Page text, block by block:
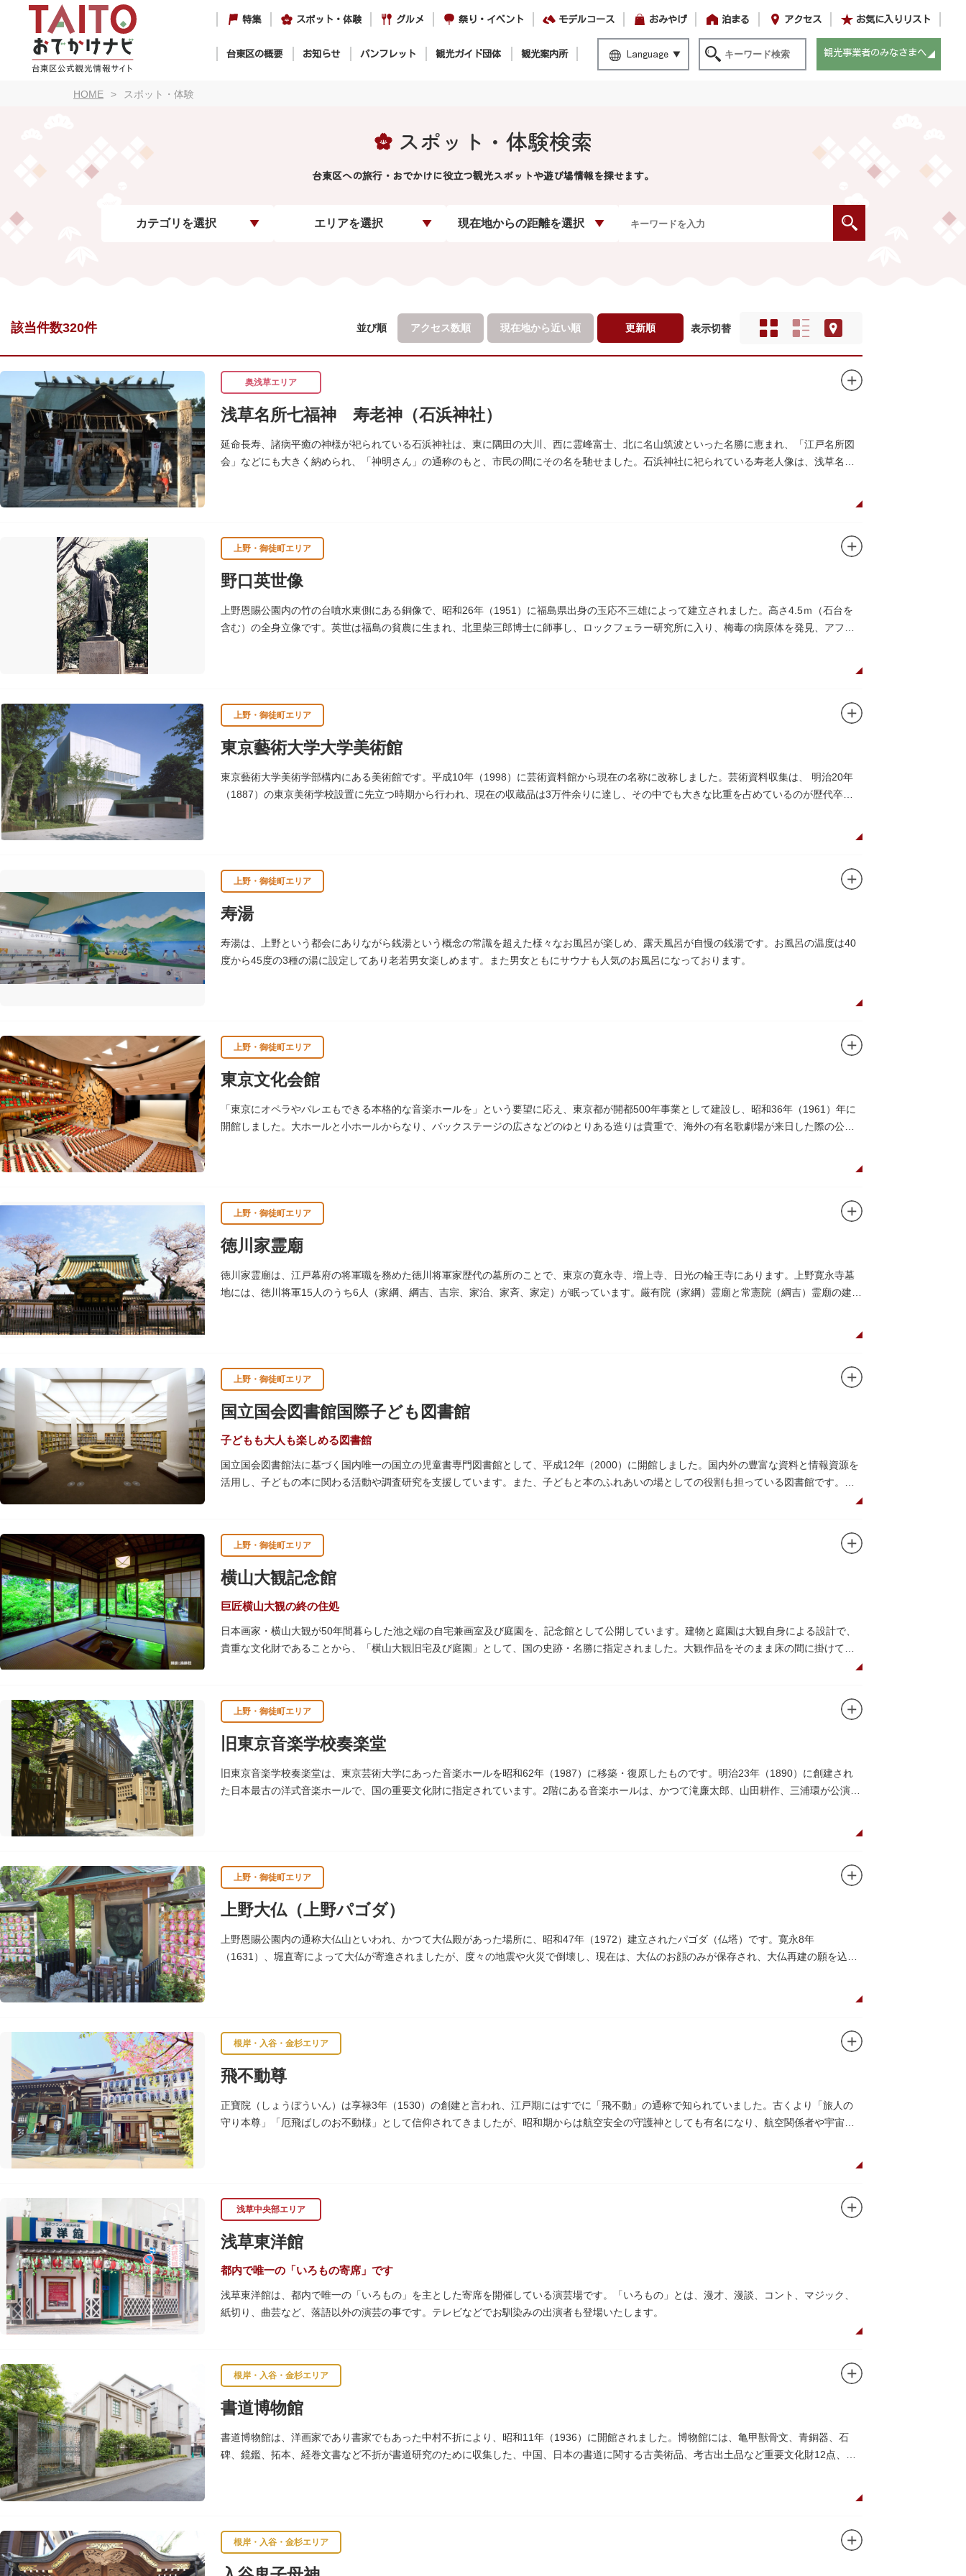
特集 スポット・体験 グルメ 祭り・イベント モデルコース おみやげ 泊まる アクセス お気に入りリスト
台東区の概要 お知らせ パンフレット 観光ガイド団体 観光案内所 Language 観光事業者のみなさまへ
HOME スポット・体験
スポット・体験検索
台東区への旅行・おでかけに役立つ観光スポットや遊び場情報を探せます。
カテゴリを選択 エリアを選択 現在地からの距離を選択
該当件数320件 並び順 アクセス数順 現在地から近い順 更新順 表示切替
奥浅草エリア
浅草名所七福神 寿老神（石浜神社）
延命長寿、諸病平癒の神様が祀られている石浜神社は、東に隅田の大川、西に霊峰富士、北に名山筑波といった名勝に恵まれ、「江戸名所図
会」などにも大きく納められ、「神明さん」の通称のもと、市民の間にその名を馳せました。石浜神社に祀られている寿老人像は、浅草名所
上野・御徒町エリア
野口英世像
上野恩賜公園内の竹の台噴水東側にある銅像で、昭和26年（1951）に福島県出身の玉応不三雄によって建立されました。高さ4.5ｍ（石台を
含む）の全身立像です。英世は福島の貧農に生まれ、北里柴三郎博士に師事し、ロックフェラー研究所に入り、梅毒の病原体を発見、アフリ
上野・御徒町エリア
東京藝術大学大学美術館
東京藝術大学美術学部構内にある美術館です。平成10年（1998）に芸術資料館から現在の名称に改称しました。芸術資料収集は、 明治20年
（1887）の東京美術学校設置に先立つ時期から行われ、現在の収蔵品は3万件余りに達し、その中でも大きな比重を占めているのが歴代卒業
上野・御徒町エリア
寿湯
寿湯は、上野という都会にありながら銭湯という概念の常識を超えた様々なお風呂が楽しめ、露天風呂が自慢の銭湯です。お風呂の温度は40
度から45度の3種の湯に設定してあり老若男女楽しめます。また男女ともにサウナも人気のお風呂になっております。
上野・御徒町エリア
東京文化会館
「東京にオペラやバレエもできる本格的な音楽ホールを」という要望に応え、東京都が開都500年事業として建設し、昭和36年（1961）年に
開館しました。大ホールと小ホールからなり、バックステージの広さなどのゆとりある造りは貴重で、海外の有名歌劇場が来日した際の公演
上野・御徒町エリア
徳川家霊廟
徳川家霊廟は、江戸幕府の将軍職を務めた徳川将軍家歴代の墓所のことで、東京の寛永寺、増上寺、日光の輪王寺にあります。上野寛永寺墓
地には、徳川将軍15人のうち6人（家綱、綱吉、吉宗、家治、家斉、家定）が眠っています。厳有院（家綱）霊廟と常憲院（綱吉）霊廟の建築
上野・御徒町エリア
国立国会図書館国際子ども図書館
子どもも大人も楽しめる図書館
国立国会図書館法に基づく国内唯一の国立の児童書専門図書館として、平成12年（2000）に開館しました。国内外の豊富な資料と情報資源を
活用し、子どもの本に関わる活動や調査研究を支援しています。また、子どもと本のふれあいの場としての役割も担っている図書館です。
上野・御徒町エリア
横山大観記念館
巨匠横山大観の終の住処
日本画家・横山大観が50年間暮らした池之端の自宅兼画室及び庭園を、記念館として公開しています。建物と庭園は大観自身による設計で、
貴重な文化財であることから、「横山大観旧宅及び庭園」として、国の史跡・名勝に指定されました。大観作品をそのまま床の間に掛けて展
上野・御徒町エリア
旧東京音楽学校奏楽堂
旧東京音楽学校奏楽堂は、東京芸術大学にあった音楽ホールを昭和62年（1987）に移築・復原したものです。明治23年（1890）に創建され
た日本最古の洋式音楽ホールで、国の重要文化財に指定されています。2階にある音楽ホールは、かつて滝廉太郎、山田耕作、三浦環が公演し
上野・御徒町エリア
上野大仏（上野パゴダ）
上野恩賜公園内の通称大仏山といわれ、かつて大仏殿があった場所に、昭和47年（1972）建立されたパゴダ（仏塔）です。寛永8年
（1631）、堀直寄によって大仏が寄進されましたが、度々の地震や火災で倒壊し、現在は、大仏のお顔のみが保存され、大仏再建の願を込め
根岸・入谷・金杉エリア
飛不動尊
正寶院（しょうぼういん）は享禄3年（1530）の創建と言われ、江戸期にはすでに「飛不動」の通称で知られていました。古くより「旅人の
守り本尊」「厄飛ばしのお不動様」として信仰されてきましたが、昭和期からは航空安全の守護神としても有名になり、航空関係者や宇宙関
浅草中央部エリア
浅草東洋館
都内で唯一の「いろもの寄席」です
浅草東洋館は、都内で唯一の「いろもの」を主とした寄席を開催している演芸場です。「いろもの」とは、漫才、漫談、コント、マジック、
紙切り、曲芸など、落語以外の演芸の事です。テレビなどでお馴染みの出演者も登場いたします。
根岸・入谷・金杉エリア
書道博物館
書道博物館は、洋画家であり書家でもあった中村不折により、昭和11年（1936）に開館されました。博物館には、亀甲獣骨文、青銅器、石
碑、鏡鑑、拓本、経巻文書など不折が書道研究のために収集した、中国、日本の書道に関する古美術品、考古出土品など重要文化財12点、重
根岸・入谷・金杉エリア